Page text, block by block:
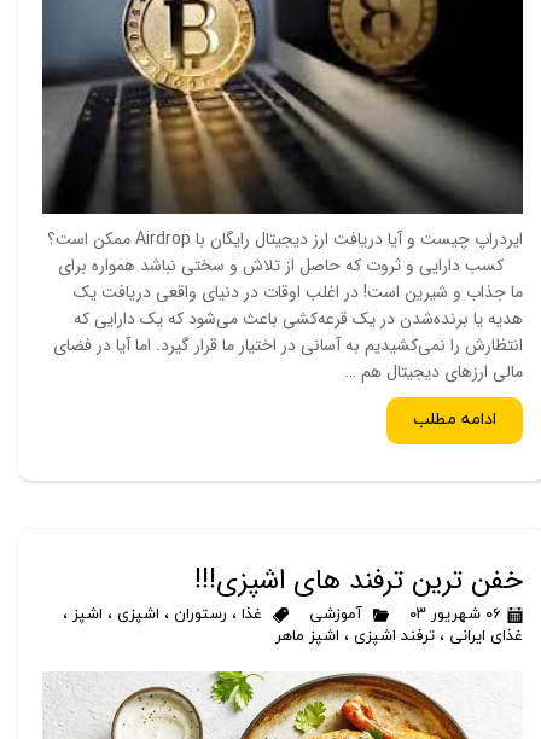
ایردراپ چیست و آیا دریافت ارز دیجیتال رایگان با Airdrop ممکن است؟
کسب دارایی و ثروت که حاصل از تلاش و سختی نباشد همواره برای
ما جذاب و شیرین است! در اغلب اوقات در دنیای واقعی دریافت یک
هدیه یا برنده‌شدن در یک قرعه‌کشی باعث می‌شود که یک دارایی که
انتظارش را نمی‌کشیدیم به آسانی در اختیار ما قرار گیرد. اما آیا در فضای
مالی ارزهای دیجیتال هم …
ادامه مطلب
خفن ترین ترفند های اشپزی!!!
۰۶ شهریور ۰۳ آموزشی غذا ، رستوران ، اشپزی ، اشپز ،
غذای ایرانی ، ترفند اشپزی ، اشپز ماهر